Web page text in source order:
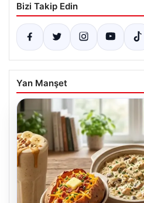
Bizi Takip Edin
Yan Manşet